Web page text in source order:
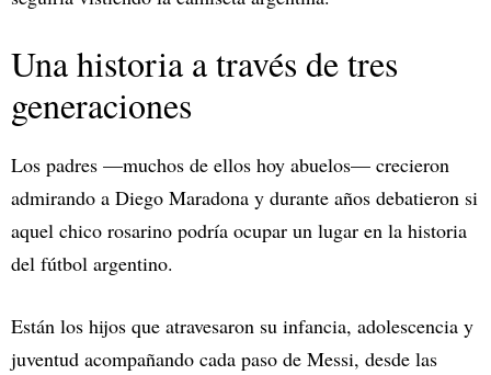
Una historia a través de tres
generaciones
Los padres —muchos de ellos hoy abuelos— crecieron
admirando a Diego Maradona y durante años debatieron si
aquel chico rosarino podría ocupar un lugar en la historia
del fútbol argentino.
Están los hijos que atravesaron su infancia, adolescencia y
juventud acompañando cada paso de Messi, desde las